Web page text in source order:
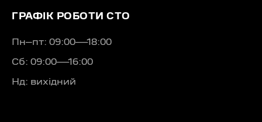
ГРАФІК РОБОТИ СТО
Пн–пт: 09:00—18:00
Сб: 09:00—16:00
Нд: вихідний